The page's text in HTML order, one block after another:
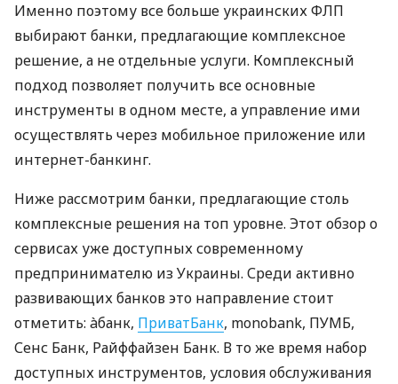
Именно поэтому все больше украинских ФЛП
выбирают банки, предлагающие комплексное
решение, а не отдельные услуги. Комплексный
подход позволяет получить все основные
инструменты в одном месте, а управление ими
осуществлять через мобильное приложение или
интернет-банкинг.
Ниже рассмотрим банки, предлагающие столь
комплексные решения на топ уровне. Этот обзор о
сервисах уже доступных современному
предпринимателю из Украины. Среди активно
развивающих банков это направление стоит
отметить: àбанк, ПриватБанк, monobank, ПУМБ,
Сенс Банк, Райффайзен Банк. В то же время набор
доступных инструментов, условия обслуживания